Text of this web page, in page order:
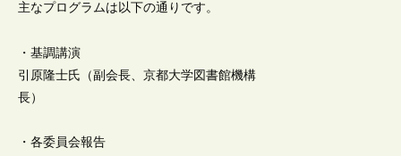
主なプログラムは以下の通りです。
・基調講演
引原隆士氏（副会長、京都大学図書館機構
長）
・各委員会報告